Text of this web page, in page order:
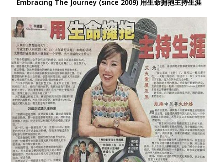
Embracing The Journey (since 2009) 用生命拥抱主持生涯